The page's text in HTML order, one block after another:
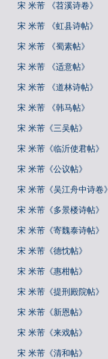
宋 米芾 《苕溪诗卷》
宋 米芾 《虹县诗帖》
宋 米芾 《蜀素帖》
宋 米芾 《适意帖》
宋 米芾 《道林诗帖》
宋 米芾 《韩马帖》
宋 米芾《三吴帖》
宋 米芾《临沂使君帖》
宋 米芾《公议帖》
宋 米芾《吴江舟中诗卷》
宋 米芾《多景楼诗帖》
宋 米芾《寄魏泰诗帖》
宋 米芾《德忱帖》
宋 米芾《惠柑帖》
宋 米芾《提刑殿院帖》
宋 米芾《新恩帖》
宋 米芾《来戏帖》
宋 米芾《清和帖》